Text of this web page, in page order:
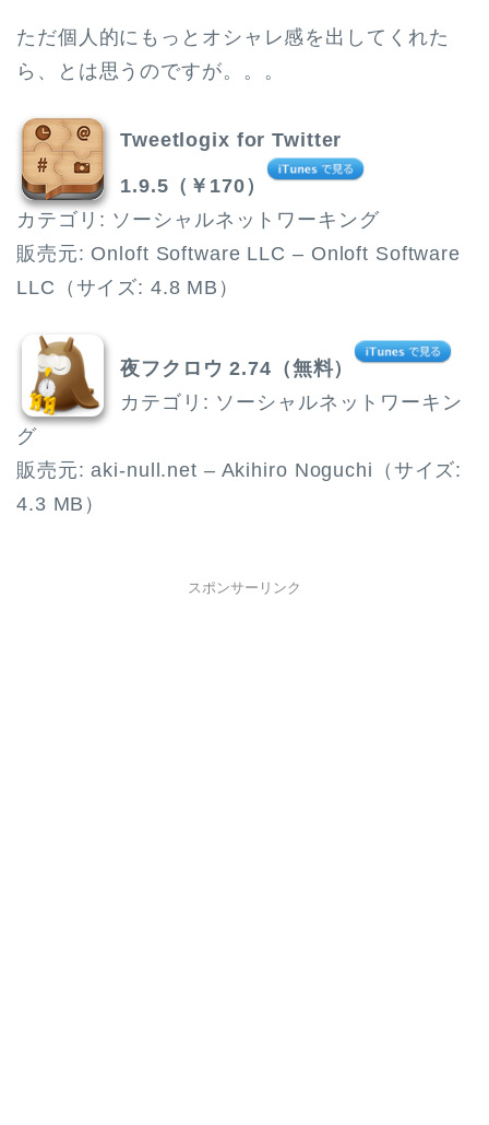
ただ個人的にもっとオシャレ感を出してくれた
ら、とは思うのですが。。。
Tweetlogix for Twitter
1.9.5（￥170）
カテゴリ: ソーシャルネットワーキング
販売元: Onloft Software LLC – Onloft Software
LLC（サイズ: 4.8 MB）
夜フクロウ 2.74（無料）
カテゴリ: ソーシャルネットワーキン
グ
販売元: aki-null.net – Akihiro Noguchi（サイズ:
4.3 MB）
スポンサーリンク